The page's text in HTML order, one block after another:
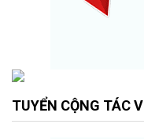
TUYỂN CỘNG TÁC